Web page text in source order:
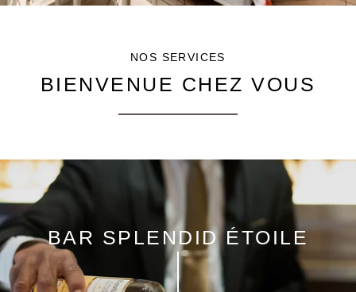
NOS SERVICES
BIENVENUE CHEZ VOUS
BAR SPLENDID ÉTOILE